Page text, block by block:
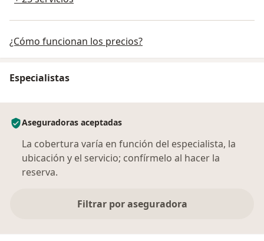
¿Cómo funcionan los precios?
Especialistas
Aseguradoras aceptadas
La cobertura varía en función del especialista, la
ubicación y el servicio; confírmelo al hacer la
reserva.
Filtrar por aseguradora